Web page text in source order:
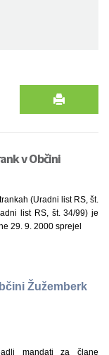
v Občini
(Uradni list RS, št.
list RS, št. 34/99) je
29. 9. 2000 sprejel
Žužemberk
mandati za člane